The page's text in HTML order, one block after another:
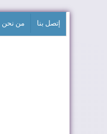
إتصل بنا من نحن